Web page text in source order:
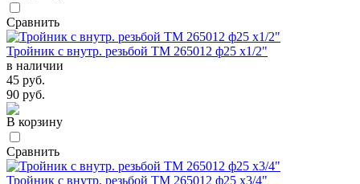
Сравнить
Тройник с внутр. резьбой TM 265012 ф25 х1/2"
в наличии
45 руб.
90 руб.
В корзину
Сравнить
Тройник с внутр. резьбой TM 265012 ф25 х3/4"